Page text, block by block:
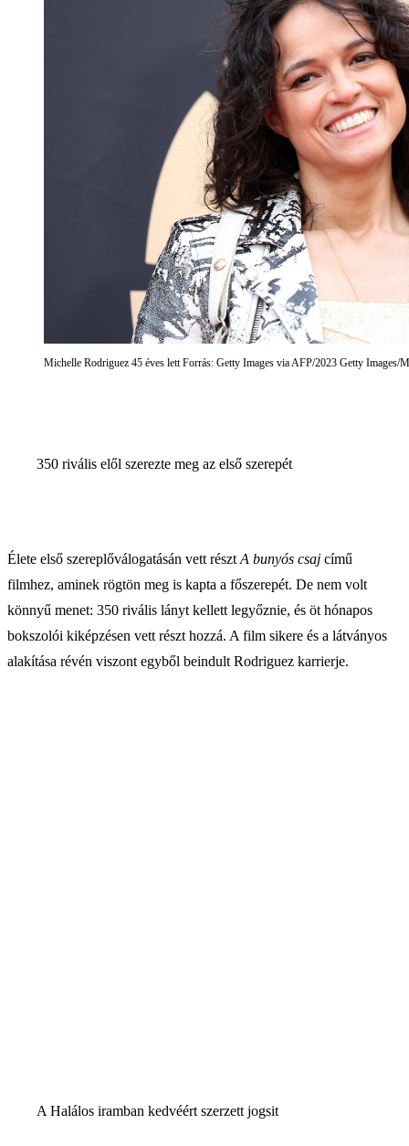
Michelle Rodriguez 45 éves lett Forrás: Getty Images via AFP/2023 Getty Images/
350 rivális elől szerezte meg az első szerepét
Élete első szereplőválogatásán vett részt A bunyós csaj című
filmhez, aminek rögtön meg is kapta a főszerepét. De nem volt
könnyű menet: 350 rivális lányt kellett legyőznie, és öt hónapos
bokszolói kiképzésen vett részt hozzá. A film sikere és a látványos
alakítása révén viszont egyből beindult Rodriguez karrierje.
A Halálos iramban kedvéért szerzett jogsit